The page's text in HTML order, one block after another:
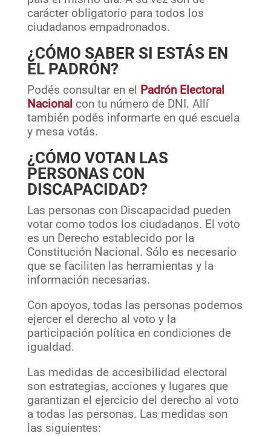
carácter obligatorio para todos los
ciudadanos empadronados.
¿CÓMO SABER SI ESTÁS EN
EL PADRÓN?
Podés consultar en el Padrón Electoral
Nacional con tu número de DNI. Allí
también podés informarte en qué escuela
y mesa votás.
¿CÓMO VOTAN LAS
PERSONAS CON
DISCAPACIDAD?
Las personas con Discapacidad pueden
votar como todos los ciudadanos. El voto
es un Derecho establecido por la
Constitución Nacional. Sólo es necesario
que se faciliten las herramientas y la
información necesarias.
Con apoyos, todas las personas podemos
ejercer el derecho al voto y la
participación política en condiciones de
igualdad.
Las medidas de accesibilidad electoral
son estrategias, acciones y lugares que
garantizan el ejercicio del derecho al voto
a todas las personas. Las medidas son
las siguientes: